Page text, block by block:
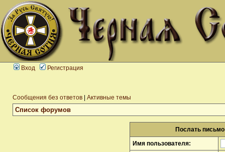
Вход Регистрация
Сообщения без ответов Активные темы
Список форумов
Послать
Имя пользователя: